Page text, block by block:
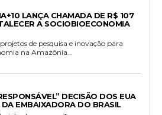
LANÇA CHAMADA DE R$ 107
A SOCIOBIOECONOMIA
de pesquisa e inovação para
na Amazônia...
DECISÃO DOS EUA
EMBAIXADORA DO BRASIL